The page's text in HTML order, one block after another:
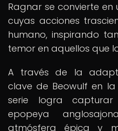
Ragnar se convierte
cuyas acciones
humano, inspirando
temor en aquellos que
A través de la
clave de Beowulf en
serie logra
epopeya
atmósfera épica y